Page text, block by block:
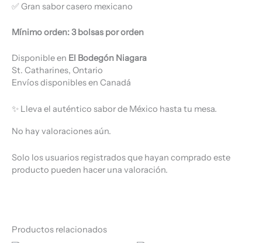
✅ Gran sabor casero mexicano
Mínimo orden: 3 bolsas por orden
Disponible en El Bodegón Niagara
St. Catharines, Ontario
Envíos disponibles en Canadá
✨ Lleva el auténtico sabor de México hasta tu mesa.
No hay valoraciones aún.
Solo los usuarios registrados que hayan comprado este
producto pueden hacer una valoración.
Productos relacionados